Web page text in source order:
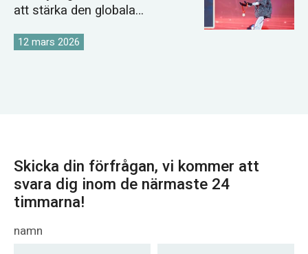
att stärka den globala
12 mars 2026
Skicka din förfrågan, vi kommer att
svara dig inom de närmaste 24
timmarna!
namn